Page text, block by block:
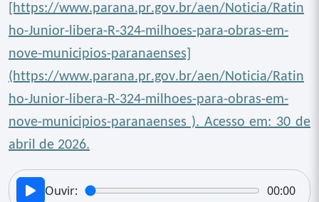
[https://www.parana.pr.gov.br/aen/Noticia/Ratin
ho-Junior-libera-R-324-milhoes-para-obras-em-
nove-municipios-paranaenses]
(https://www.parana.pr.gov.br/aen/Noticia/Ratin
ho-Junior-libera-R-324-milhoes-para-obras-em-
nove-municipios-paranaenses ). Acesso em: 30 de
abril de 2026.
Ouvir: 00:00